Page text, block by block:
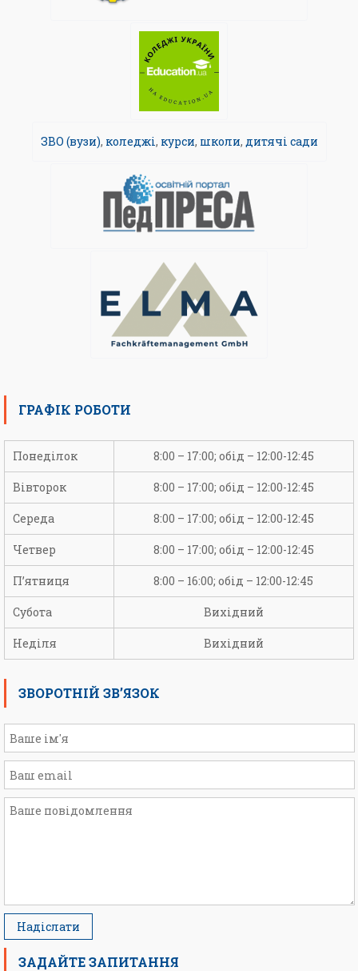
ЗВО (вузи), коледжі, курси, школи, дитячі сади
ГРАФІК РОБОТИ
Понеділок 8:00 – 17:00; обід – 12:00-12:45
Вівторок 8:00 – 17:00; обід – 12:00-12:45
Середа 8:00 – 17:00; обід – 12:00-12:45
Четвер 8:00 – 17:00; обід – 12:00-12:45
П’ятниця 8:00 – 16:00; обід – 12:00-12:45
Субота Вихідний
Неділя Вихідний
ЗВОРОТНІЙ ЗВ’ЯЗОК
ЗАДАЙТЕ ЗАПИТАННЯ